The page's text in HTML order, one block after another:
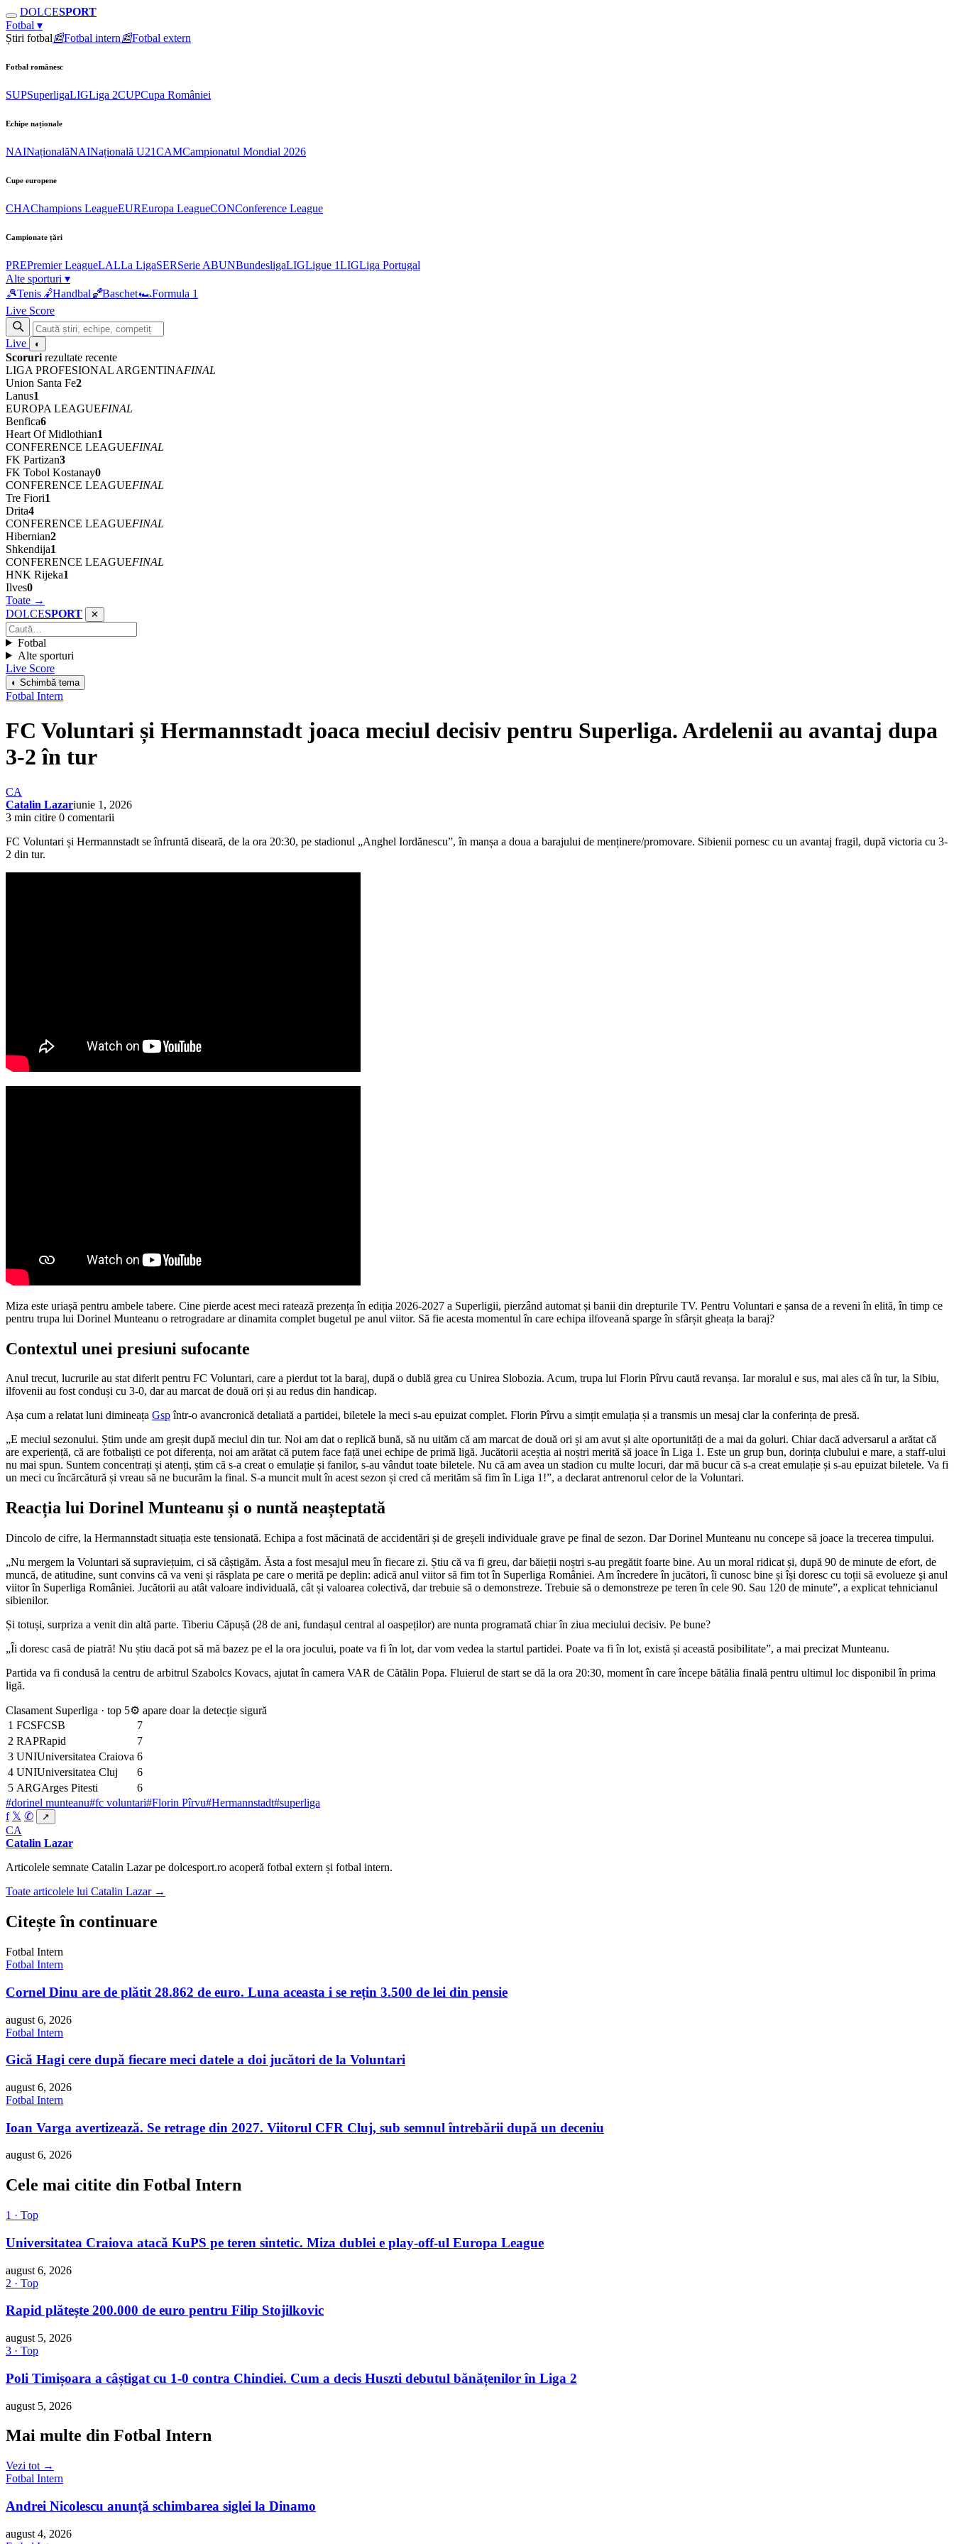
DOLCESPORT
Fotbal ▾
Știri fotbal📰Fotbal intern📰Fotbal extern
Fotbal românesc
SUPSuperligaLIGLiga 2CUPCupa României
Echipe naționale
NAINaționalăNAINațională U21CAMCampionatul Mondial 2026
Cupe europene
CHAChampions LeagueEUREuropa LeagueCONConference League
Campionate țări
PREPremier LeagueLALLa LigaSERSerie ABUNBundesligaLIGLigue 1LIGLiga Portugal
Alte sporturi ▾
🎾Tenis 🤾Handbal🏀Baschet🏎Formula 1
Live Score
Live ◐
Scoruri rezultate recente
LIGA PROFESIONAL ARGENTINAFINAL
Union Santa Fe2
Lanus1
EUROPA LEAGUEFINAL
Benfica6
Heart Of Midlothian1
CONFERENCE LEAGUEFINAL
FK Partizan3
FK Tobol Kostanay0
CONFERENCE LEAGUEFINAL
Tre Fiori1
Drita4
CONFERENCE LEAGUEFINAL
Hibernian2
Shkendija1
CONFERENCE LEAGUEFINAL
HNK Rijeka1
Ilves0
Toate →
DOLCESPORT ✕
Fotbal
Alte sporturi
Live Score
◐ Schimbă tema
Fotbal Intern
FC Voluntari și Hermannstadt joaca meciul decisiv pentru Superliga. Ardelenii au avantaj dupa
3-2 în tur
CA
Catalin Lazariunie 1, 2026
3 min citire 0 comentarii
FC Voluntari și Hermannstadt se înfruntă diseară, de la ora 20:30, pe stadionul „Anghel Iordănescu”, în manșa a doua a barajului de menținere/promovare. Sibienii pornesc cu un avantaj fragil, după victoria cu 3-
2 din tur.
Miza este uriașă pentru ambele tabere. Cine pierde acest meci ratează prezența în ediția 2026-2027 a Superligii, pierzând automat și banii din drepturile TV. Pentru Voluntari e șansa de a reveni în elită, în timp ce
pentru trupa lui Dorinel Munteanu o retrogradare ar dinamita complet bugetul pe anul viitor. Să fie acesta momentul în care echipa ilfoveană sparge în sfârșit gheața la baraj?
Contextul unei presiuni sufocante
Anul trecut, lucrurile au stat diferit pentru FC Voluntari, care a pierdut tot la baraj, după o dublă grea cu Unirea Slobozia. Acum, trupa lui Florin Pîrvu caută revanșa. Iar moralul e sus, mai ales că în tur, la Sibiu,
ilfovenii au fost conduși cu 3-0, dar au marcat de două ori și au redus din handicap.
Așa cum a relatat luni dimineața Gspîntr-o avancronică detaliată a partidei, biletele la meci s-au epuizat complet. Florin Pîrvu a simțit emulația și a transmis un mesaj clar la conferința de presă.
„E meciul sezonului. Știm unde am greșit după meciul din tur. Noi am dat o replică bună, să nu uităm că am marcat de două ori și am avut și alte oportunități de a mai da goluri. Chiar dacă adversarul a arătat că
are experiență, că are fotbaliști ce pot diferența, noi am arătat că putem face față unei echipe de primă ligă. Jucătorii aceștia ai noștri merită să joace în Liga 1. Este un grup bun, dorința clubului e mare, a staff-ului
nu mai spun. Suntem concentrați și atenți, știm că s-a creat o emulație și fanilor, s-au vândut toate biletele. Nu că am avea un stadion cu multe locuri, dar mă bucur că s-a creat emulație și s-au epuizat biletele. Va fi
un meci cu încărcătură și vreau să ne bucurăm la final. S-a muncit mult în acest sezon și cred că merităm să fim în Liga 1!”, a declarat antrenorul celor de la Voluntari.
Reacția lui Dorinel Munteanu și o nuntă neașteptată
Dincolo de cifre, la Hermannstadt situația este tensionată. Echipa a fost măcinată de accidentări și de greșeli individuale grave pe final de sezon. Dar Dorinel Munteanu nu concepe să joace la trecerea timpului.
„Nu mergem la Voluntari să supraviețuim, ci să câștigăm. Ăsta a fost mesajul meu în fiecare zi. Știu că va fi greu, dar băieții noștri s-au pregătit foarte bine. Au un moral ridicat și, după 90 de minute de efort, de
muncă, de atitudine, sunt convins că va veni și răsplata pe care o merită pe deplin: adică anul viitor să fim tot în Superliga României. Am încredere în jucători, îi cunosc bine și își doresc cu toții să evolueze şi anul
viitor în Superliga României. Jucătorii au atât valoare individuală, cât și valoarea colectivă, dar trebuie să o demonstreze. Trebuie să o demonstreze pe teren în cele 90. Sau 120 de minute”, a explicat tehnicianul
sibienilor.
Și totuși, surpriza a venit din altă parte. Tiberiu Căpușă (28 de ani, fundașul central al oaspeților) are nunta programată chiar în ziua meciului decisiv. Pe bune?
„Îi doresc casă de piatră! Nu știu dacă pot să mă bazez pe el la ora jocului, poate va fi în lot, dar vom vedea la startul partidei. Poate va fi în lot, există și această posibilitate”, a mai precizat Munteanu.
Partida va fi condusă la centru de arbitrul Szabolcs Kovacs, ajutat în camera VAR de Cătălin Popa. Fluierul de start se dă la ora 20:30, moment în care începe bătălia finală pentru ultimul loc disponibil în prima
ligă.
Clasament Superliga · top 5⚙ apare doar la detecție sigură
1 FCSFCSB
7
2 RAPRapid
7
3 UNIUniversitatea Craiova 6
4 UNIUniversitatea Cluj
6
5 ARGArges Pitesti
6
#dorinel munteanu#fc voluntari#Florin Pîrvu#Hermannstadt#superliga
f 𝕏 ✆ ↗
CA
Catalin Lazar
Articolele semnate Catalin Lazar pe dolcesport.ro acoperă fotbal extern și fotbal intern.
Toate articolele lui Catalin Lazar →
Citește în continuare
Fotbal Intern
Fotbal Intern
Cornel Dinu are de plătit 28.862 de euro. Luna aceasta i se rețin 3.500 de lei din pensie
august 6, 2026
Fotbal Intern
Gică Hagi cere după fiecare meci datele a doi jucători de la Voluntari
august 6, 2026
Fotbal Intern
Ioan Varga avertizează. Se retrage din 2027. Viitorul CFR Cluj, sub semnul întrebării după un deceniu
august 6, 2026
Cele mai citite din Fotbal Intern
1 · Top
Universitatea Craiova atacă KuPS pe teren sintetic. Miza dublei e play-off-ul Europa League
august 6, 2026
2 · Top
Rapid plătește 200.000 de euro pentru Filip Stojilkovic
august 5, 2026
3 · Top
Poli Timișoara a câștigat cu 1-0 contra Chindiei. Cum a decis Huszti debutul bănățenilor în Liga 2
august 5, 2026
Mai multe din Fotbal Intern
Vezi tot →
Fotbal Intern
Andrei Nicolescu anunță schimbarea siglei la Dinamo
august 4, 2026